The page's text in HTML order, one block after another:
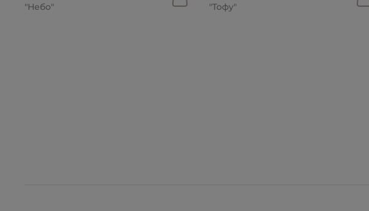
"Небо"
"Тофу"